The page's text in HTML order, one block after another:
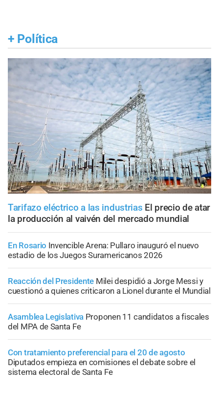
+ Política
Tarifazo eléctrico a las industrias El precio de atar
la producción al vaivén del mercado mundial
En Rosario Invencible Arena: Pullaro inauguró el nuevo
estadio de los Juegos Suramericanos 2026
Reacción del Presidente Milei despidió a Jorge Messi y
cuestionó a quienes criticaron a Lionel durante el Mundial
Asamblea Legislativa Proponen 11 candidatos a fiscales
del MPA de Santa Fe
Con tratamiento preferencial para el 20 de agosto
Diputados empieza en comisiones el debate sobre el
sistema electoral de Santa Fe